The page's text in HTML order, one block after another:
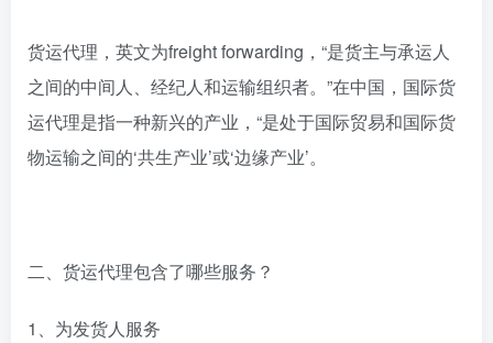
货运代理，英文为freight forwarding，“是货主与承运人
之间的中间人、经纪人和运输组织者。”在中国，国际货
运代理是指一种新兴的产业，“是处于国际贸易和国际货
物运输之间的‘共生产业’或‘边缘产业’。
二、货运代理包含了哪些服务？
1、为发货人服务